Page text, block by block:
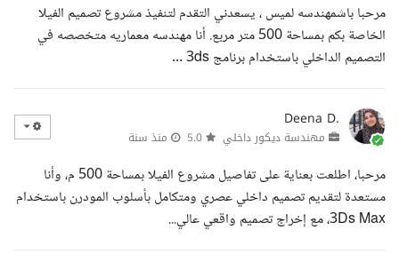
مرحبا باشمهندسه لميس ، يسعدني التقدم لتنفيذ مشروع تصميم الفيلا
الخاصة بكم بمساحة 500 متر مربع. أنا مهندسه معماريه متخصصه في
التصميم الداخلي باستخدام برنامج 3ds ...
Deena D.
مهندسة ديكور داخلي منذ سنة
مرحبا، اطلعت بعناية على تفاصيل مشروع الفيلا بمساحة 500 م، وأنا
مستعدة لتقديم تصميم داخلي عصري ومتكامل بأسلوب المودرن باستخدام
3Ds Max، مع إخراج تصميم واقعي عالي...